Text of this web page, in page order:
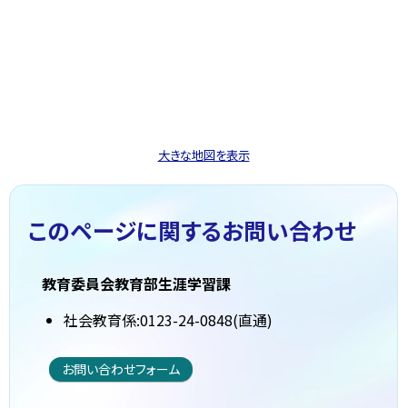
大きな地図を表示
このページに関するお問い合わせ
教育委員会教育部生涯学習課
社会教育係:0123-24-0848(直通)
お問い合わせフォーム